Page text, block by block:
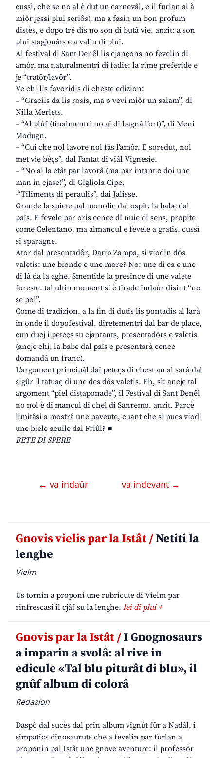
cussì, che se no al è dut un carnevâl, e il furlan al à
miôr jessi plui seriôs), ma a fasin un bon profum
distès, e dopo trê dîs no son di butâ vie, anzit: a son
plui stagjonâts e a valin di plui.
Al festival di Sant Denêl lis cjançons no fevelin di
amôr, ma naturalmentri di fadie: la rime preferide e
je “tratôr/lavôr”.
Ve chi lis favoridis di cheste edizion:
– “Graciis da lis rosis, ma o vevi miôr un salam”, di
Nilla Merlets.
– “Al plûf (finalmentri no ai di bagnâ l’ort)”, di Meni
Modugn.
– “Cui che nol lavore nol fâs l’amôr. E soredut, nol
met vie bêçs”, dal Fantat di viâl Vignesie.
– “No ai la etât par lavorâ (ma par intant o doi une
man in cjase)”, di Gigliola Cipe.
-“Tiliments di peraulis”, dai Jalisse.
Grande la spiete pal monolic dal ospit: la babe dal
paîs. E fevele par oris cence dî nuie di sens, propite
come Celentano, ma almancul e fevele a gratis, cussì
si sparagne.
Ator dal presentadôr, Dario Zampa, si viodin dôs
valetis: une bionde e une more? No: une di ca e une
di là da la aghe. Smentide la presince di une valete
foreste: tal ultin moment si è tirade indaûr disint “no
se pol”.
Come di tradizion, a la fin di dutis lis pontadis al larà
in onde il dopofestival, diretementri dal bar de place,
cun ducj i peteçs su cjantants, presentadôrs e valetis
(ancje chi, la babe dal paîs e presentarà cence
domandâ un franc).
L’argoment principâl dai peteçs di chest an al sarà dal
sigûr il tatuaç di une des dôs valetis. Eh, sì: ancje tal
argoment “piel distaponade”, il Festival di Sant Denêl
no nol è di mancul di chel di Sanremo, anzit. Parcè
limitâsi a mostrâ une paveute, cuant che si pues viodi
une biele acuile dal Friûl? ■
BETE DI SPERE
← va indaûr va indevant →
Gnovis vielis par la Istât /Netiti la
lenghe
Vielm
Us tornin a proponi une rubricute di Vielm par
rinfrescasi il cjâf su la lenghe. lei di plui +
Gnovis par la Istât /I Gnognosaurs
a imparin a svolâ: al rive in
edicule «Tal blu piturât di blu», il
gnûf album di colorâ
Redazion
Daspò dal sucès dal prin album vignût fûr a Nadâl, i
simpatics dinosauruts che a fevelin par furlan a
proponin pal Istât une gnove aventure: il professôr